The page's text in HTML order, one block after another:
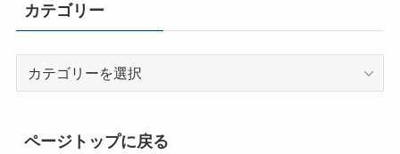
カテゴリー
ページトップに戻る